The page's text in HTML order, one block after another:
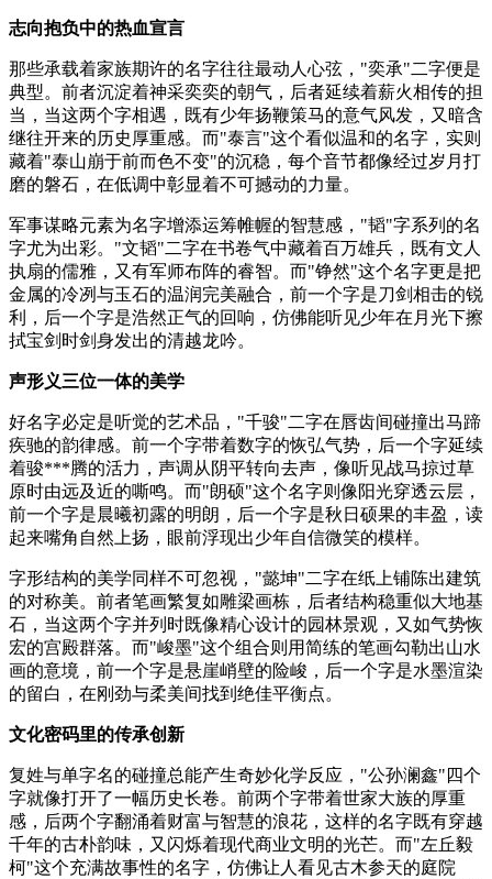
志向抱负中的热血宣言
那些承载着家族期许的名字往往最动人心弦，"奕承"二字便是
典型。前者沉淀着神采奕奕的朝气，后者延续着薪火相传的担
当，当这两个字相遇，既有少年扬鞭策马的意气风发，又暗含
继往开来的历史厚重感。而"泰言"这个看似温和的名字，实则
藏着"泰山崩于前而色不变"的沉稳，每个音节都像经过岁月打
磨的磐石，在低调中彰显着不可撼动的力量。
军事谋略元素为名字增添运筹帷幄的智慧感，"韬"字系列的名
字尤为出彩。"文韬"二字在书卷气中藏着百万雄兵，既有文人
执扇的儒雅，又有军师布阵的睿智。而"铮然"这个名字更是把
金属的冷冽与玉石的温润完美融合，前一个字是刀剑相击的锐
利，后一个字是浩然正气的回响，仿佛能听见少年在月光下擦
拭宝剑时剑身发出的清越龙吟。
声形义三位一体的美学
好名字必定是听觉的艺术品，"千骏"二字在唇齿间碰撞出马蹄
疾驰的韵律感。前一个字带着数字的恢弘气势，后一个字延续
着骏***腾的活力，声调从阴平转向去声，像听见战马掠过草
原时由远及近的嘶鸣。而"朗硕"这个名字则像阳光穿透云层，
前一个字是晨曦初露的明朗，后一个字是秋日硕果的丰盈，读
起来嘴角自然上扬，眼前浮现出少年自信微笑的模样。
字形结构的美学同样不可忽视，"懿坤"二字在纸上铺陈出建筑
的对称美。前者笔画繁复如雕梁画栋，后者结构稳重似大地基
石，当这两个字并列时既像精心设计的园林景观，又如气势恢
宏的宫殿群落。而"峻墨"这个组合则用简练的笔画勾勒出山水
画的意境，前一个字是悬崖峭壁的险峻，后一个字是水墨渲染
的留白，在刚劲与柔美间找到绝佳平衡点。
文化密码里的传承创新
复姓与单字名的碰撞总能产生奇妙化学反应，"公孙澜鑫"四个
字就像打开了一幅历史长卷。前两个字带着世家大族的厚重
感，后两个字翻涌着财富与智慧的浪花，这样的名字既有穿越
千年的古朴韵味，又闪烁着现代商业文明的光芒。而"左丘毅
柯"这个充满故事性的名字，仿佛让人看见古木参天的庭院